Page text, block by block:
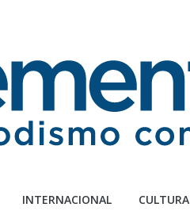
INTERNACIONAL CULTURA